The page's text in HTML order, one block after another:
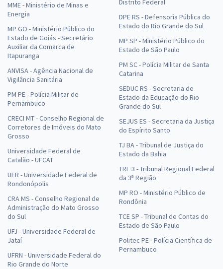
MME - Ministério de Minas e
Energia
MP GO - Ministério Público do
Estado de Goiás - Secretário
Auxiliar da Comarca de
Itapuranga
ANVISA - Agência Nacional de
Vigilância Sanitária
PM PE - Polícia Militar de
Pernambuco
CRECI MT - Conselho Regional de
Corretores de Imóveis do Mato
Grosso
Universidade Federal de
Catalão - UFCAT
UFR - Universidade Federal de
Rondonópolis
CRA MS - Conselho Regional de
Administração do Mato Grosso
do Sul
UFJ - Universidade Federal de
Jataí
UFRN - Universidade Federal do
Rio Grande do Norte
Distrito Federal
DPE RS - Defensoria Pública do
Estado do Rio Grande do Sul
MP SP - Ministério Público do
Estado de São Paulo
PM SC - Polícia Militar de Santa
Catarina
SEDUC RS - Secretaria de
Estado da Educação do Rio
Grande do Sul
SEJUS ES - Secretaria da Justiça
do Espírito Santo
TJ BA - Tribunal de Justiça do
Estado da Bahia
TRF 3 - Tribunal Regional Federal
da 3ª Região
MP RO - Ministério Público de
Rondônia
TCE SP - Tribunal de Contas do
Estado de São Paulo
Politec PE - Polícia Científica de
Pernambuco